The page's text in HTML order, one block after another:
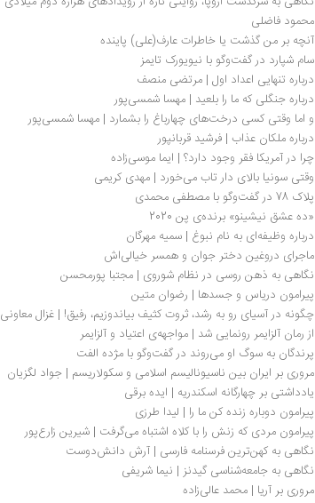
محمود فاضلی
آنچه بر من گذشت یا خاطرات عارف(علی) پاینده
سام شپارد در گفت‌وگو با نیویورک تایمز
درباره تنهایی اعداد اول | مرتضی منصف
درباره جنگلی که ما را بلعید | مهسا شمسی‌پور
و اما وقتی کسی درخت‌های چهارباغ را بشمارد | مهسا شمسی‌پور
درباره ملكان عذاب | فرشید قربانپور
چرا در آمریکا فقر وجود دارد؟ | ایما موسی‌زاده
وقتی سونیا بالای‌ دار تاب می‌خورد | مهدی کریمی
پلاک 78 در گفت‌وگو با مصطفی محمدی
«ده عشق نیشینو» برنده‌ی پن 2020
درباره وظیفه‌ای به نام نبوغ | سمیه مهرگان
ماجرای دروغین دختر جوان و همسر خیالی‌‌اش
نگاهی به ذهن روسی در نظام شوروی | مجتبا پورمحسن
پیرامون دریاس و جسدها | رضوان متین
چگونه در آسیای رو به رشد، ثروت کثیف بیاندوزیم، رفیق! | غزال معاونی
از رمان آلزایمر رونمایی شد | مواجهه‌ی اعتیاد و آلزایمر
پرندگان به سوگ او می‌روند در گفت‌وگو با مژده الفت
مروری بر ایران بین ناسیونالیسم اسلامی و سکولاریسم | جواد لگزیان
یادداشتی بر چهارگانه اسکندریه | ایده برقی
پیرامون دوباره زنده کن ما را | لیدا طرزی
پیرامون ‌مردی که زنش را با کلاه اشتباه می‌گرفت | شیرین زارع‌پور
نگاهی به کهن‌ترین فرسنامه فارسی | آرش دانش‌دوست
نگاهی به جامعه‌شناسی گیدنز | نیما شریفی
مروری بر آریا | محمد عالی‌زاده